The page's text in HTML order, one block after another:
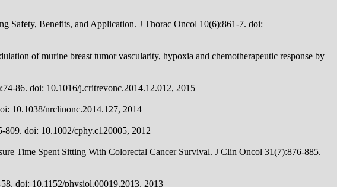
Safety, Benefits, and Application. J Thorac Oncol 10(6):861-7. doi:
of murine breast tumor vascularity, hypoxia and chemotherapeutic response by
86. doi: 10.1016/j.critrevonc.2014.12.012, 2015
10.1038/nrclinonc.2014.127, 2014
doi: 10.1002/cphy.c120005, 2012
Time Spent Sitting With Colorectal Cancer Survival. J Clin Oncol 31(7):876-885.
doi: 10.1152/physiol.00019.2013, 2013